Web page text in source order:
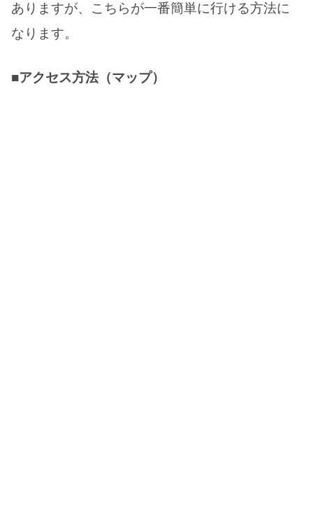
ありますが、こちらが一番簡単に行ける方法に
なります。
■アクセス方法（マップ）